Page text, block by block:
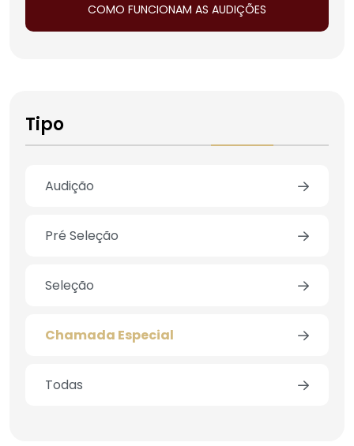
COMO FUNCIONAM AS AUDIÇÕES
Tipo
Audição
Pré Seleção
Seleção
Chamada Especial
Todas